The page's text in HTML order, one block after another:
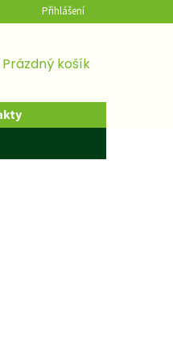
Přihlášení
NÁKUPNÍ
Prázdný košík